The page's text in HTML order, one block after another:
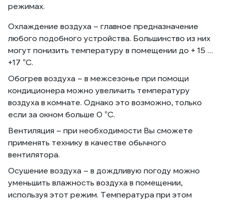
режимах.
Охлаждение воздуха – главное предназначение
любого подобного устройства. Большинство из них
могут понизить температуру в помещении до + 15 …
+17 °С.
Обогрев воздуха – в межсезонье при помощи
кондиционера можно увеличить температуру
воздуха в комнате. Однако это возможно, только
если за окном больше 0 °С.
Вентиляция – при необходимости Вы сможете
применять технику в качестве обычного
вентилятора.
Осушение воздуха – в дождливую погоду можно
уменьшить влажность воздуха в помещении,
используя этот режим. Температура при этом